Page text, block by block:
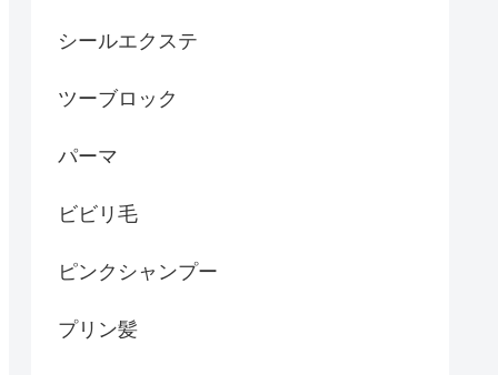
シールエクステ
ツーブロック
パーマ
ビビリ毛
ピンクシャンプー
プリン髪